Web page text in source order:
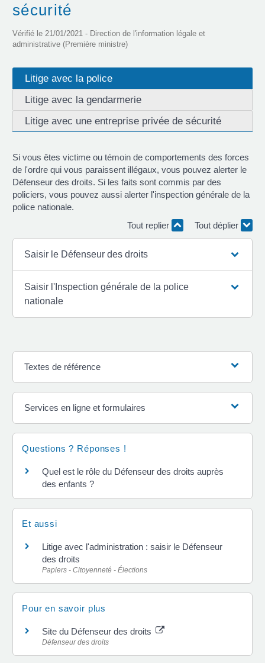
sécurité
Vérifié le 21/01/2021 - Direction de l'information légale et
administrative (Première ministre)
Litige avec la police
Litige avec la gendarmerie
Litige avec une entreprise privée de sécurité
Si vous êtes victime ou témoin de comportements des forces
de l'ordre qui vous paraissent illégaux, vous pouvez alerter le
Défenseur des droits. Si les faits sont commis par des
policiers, vous pouvez aussi alerter l'inspection générale de la
police nationale.
Tout replier
Tout déplier
Saisir le Défenseur des droits
Saisir l'Inspection générale de la police
nationale
Textes de référence
Services en ligne et formulaires
Questions ? Réponses !
Quel est le rôle du Défenseur des droits auprès
des enfants ?
Et aussi
Litige avec l'administration : saisir le Défenseur
des droits
Papiers - Citoyenneté - Élections
Pour en savoir plus
Site du Défenseur des droits
Défenseur des droits